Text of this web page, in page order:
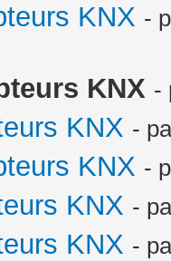
KNX -
KNX -
KNX -
KNX -
KNX -
KNX -